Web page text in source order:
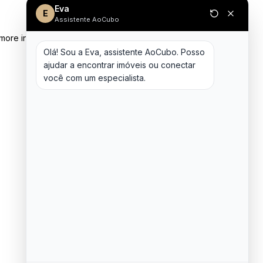
information)
E Eva
Assistente AoCubo
Olá! Sou a Eva, assistente AoCubo. Posso
ajudar a encontrar imóveis ou conectar
você com um especialista.